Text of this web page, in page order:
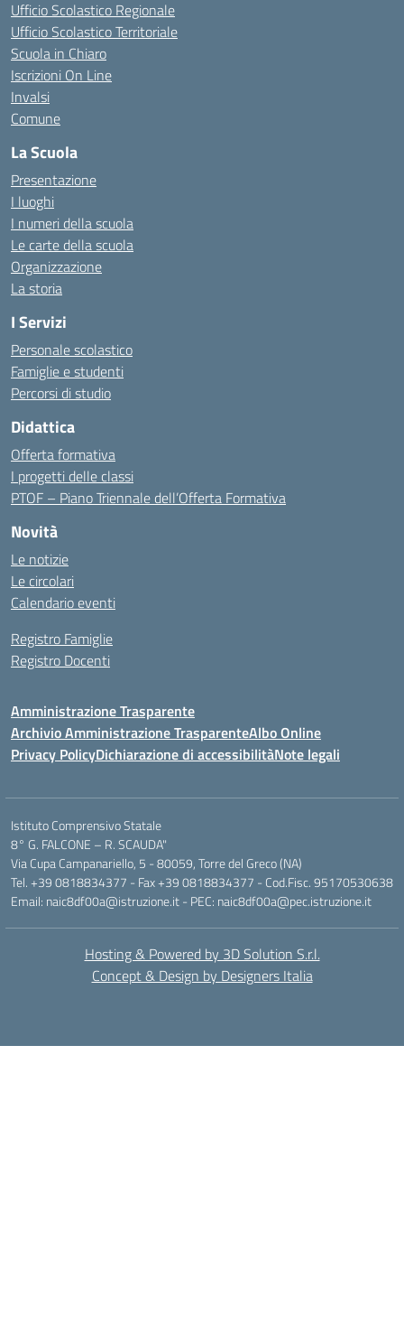
Ufficio Scolastico Regionale
Ufficio Scolastico Territoriale
Scuola in Chiaro
Iscrizioni On Line
Invalsi
Comune
La Scuola
Presentazione
I luoghi
I numeri della scuola
Le carte della scuola
Organizzazione
La storia
I Servizi
Personale scolastico
Famiglie e studenti
Percorsi di studio
Didattica
Offerta formativa
I progetti delle classi
PTOF – Piano Triennale dell’Offerta Formativa
Novità
Le notizie
Le circolari
Calendario eventi
Registro Famiglie
Registro Docenti
Amministrazione Trasparente
Archivio Amministrazione TrasparenteAlbo Online
Privacy PolicyDichiarazione di accessibilitàNote legali
Istituto Comprensivo Statale
8° G. FALCONE – R. SCAUDA"
Via Cupa Campanariello, 5 - 80059, Torre del Greco (NA)
Tel. +39 0818834377 - Fax +39 0818834377 - Cod.Fisc. 95170530638
Email: naic8df00a@istruzione.it - PEC: naic8df00a@pec.istruzione.it
Hosting & Powered by 3D Solution S.r.l.
Concept & Design by Designers Italia